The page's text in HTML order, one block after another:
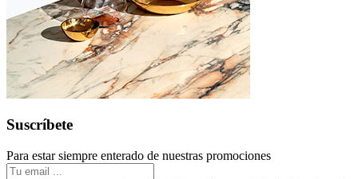
Suscríbete
Para estar siempre enterado de nuestras promociones